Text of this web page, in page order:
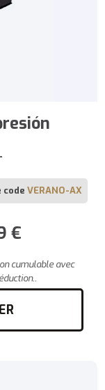
code VERANO-AX
€
cumulable avec